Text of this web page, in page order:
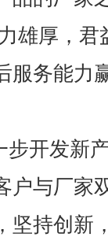
雄厚，
服务能力
开发新
户与厂家
坚持创新